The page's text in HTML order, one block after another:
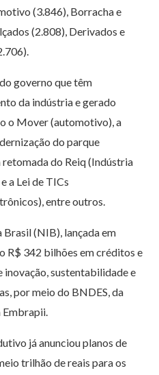
(3.846), Borracha e
(2.808), Derivados e
governo que têm
da indústria e gerado
o Mover (automotivo), a
do parque
do Reiq (Indústria
a Lei de TICs
entre outros.
(NIB), lançada em
R$ 342 bilhões em créditos e
inovação, sustentabilidade e
por meio do BNDES, da
Embrapii.
já anunciou planos de
trilhão de reais para os